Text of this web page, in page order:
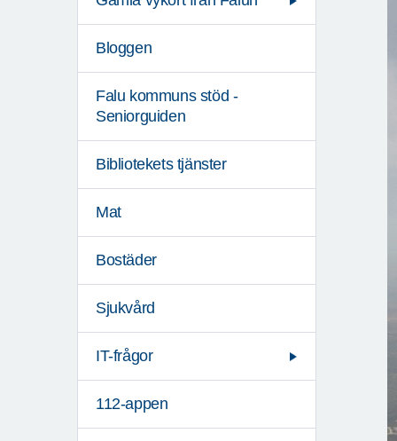
Bloggen
Falu kommuns stöd -
Seniorguiden
Bibliotekets tjänster
Mat
Bostäder
Sjukvård
IT-frågor
112-appen